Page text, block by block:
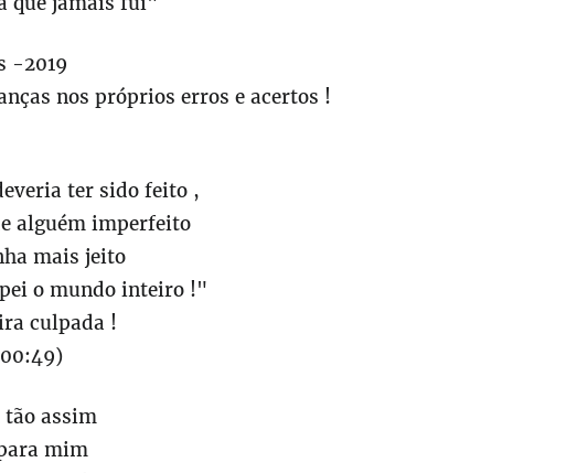
-2019
nos próprios erros e acertos !
ter sido feito ,
alguém imperfeito
mais jeito
o mundo inteiro !"
culpada !
tão assim
mim